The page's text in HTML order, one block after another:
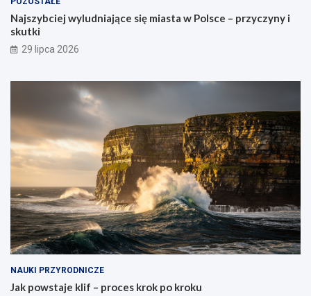
Najszybciej wyludniające się miasta w Polsce – przyczyny i
skutki
29 lipca 2026
NAUKI PRZYRODNICZE
Jak powstaje klif – proces krok po kroku